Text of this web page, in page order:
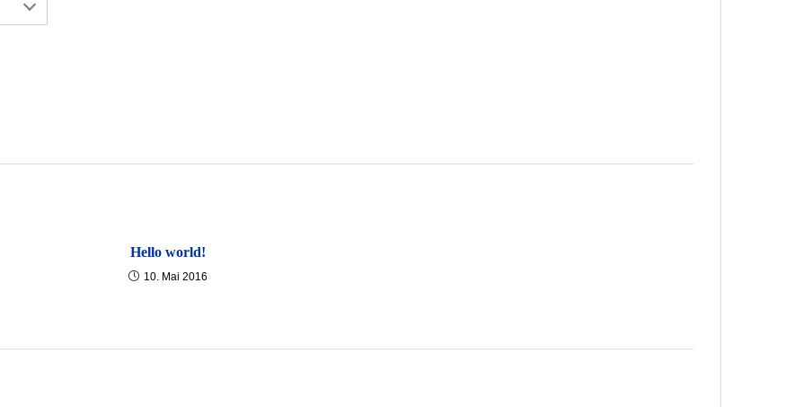
Hello world!
10. Mai 2016